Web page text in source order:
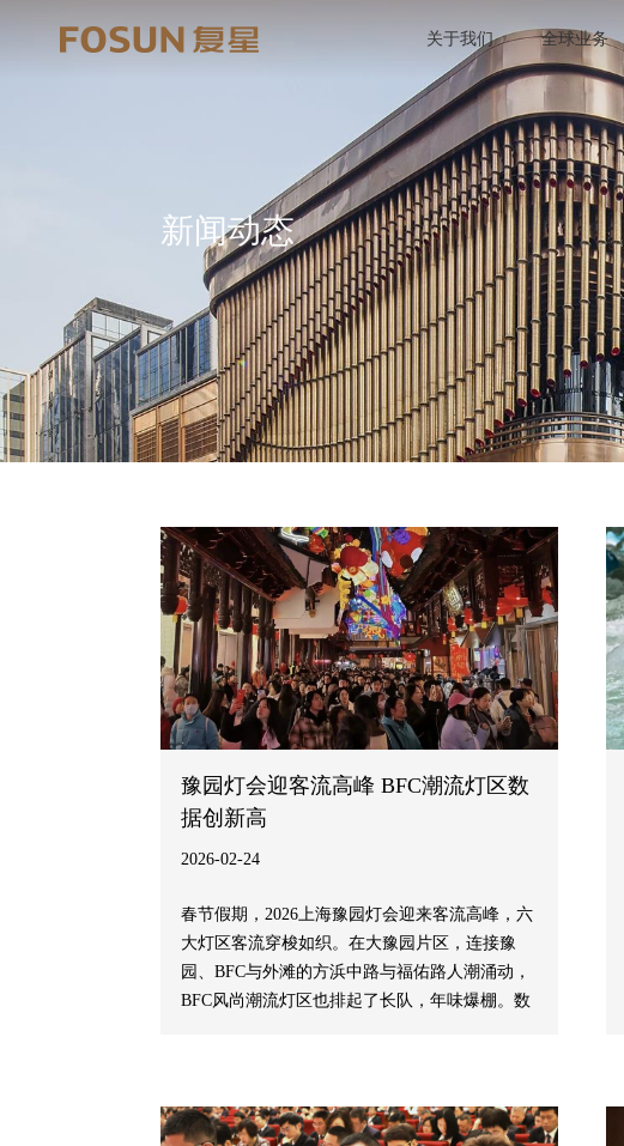
关于我们 全球业务
新闻动态
豫园灯会迎客流高峰 BFC潮流灯区数
据创新高
2026-02-24
春节假期，2026上海豫园灯会迎来客流高峰，六
大灯区客流穿梭如织。在大豫园片区，连接豫
园、BFC与外滩的方浜中路与福佑路人潮涌动，
BFC风尚潮流灯区也排起了长队，年味爆棚。数